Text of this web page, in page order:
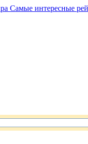
Самые интересные